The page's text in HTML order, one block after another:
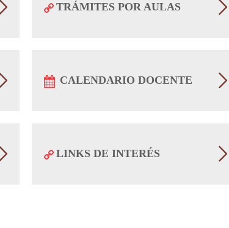
TRÁMITES POR AULAS
CALENDARIO DOCENTE
LINKS DE INTERÉS